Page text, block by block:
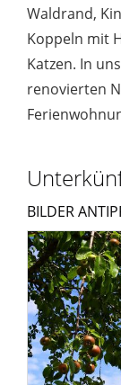
Waldrand,
Koppeln mit
Katzen. In
renovierten
BILDER